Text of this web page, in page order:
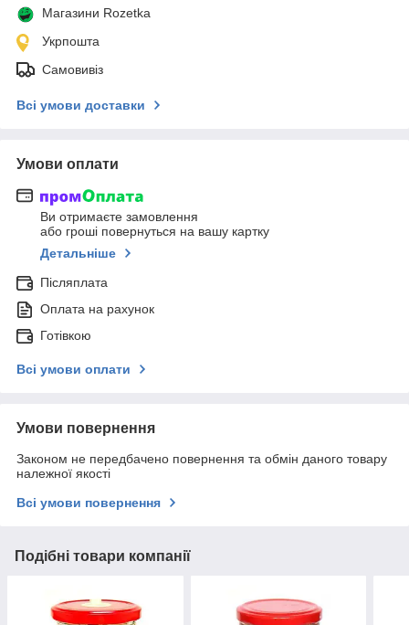
Магазини Rozetka
Укрпошта
Самовивіз
Всі умови доставки
Умови оплати
Ви отримаєте замовлення
або гроші повернуться на вашу картку
Детальніше
Післяплата
Оплата на рахунок
Готівкою
Всі умови оплати
Умови повернення
Законом не передбачено повернення та обмін даного товару
належної якості
Всі умови повернення
Подібні товари компанії